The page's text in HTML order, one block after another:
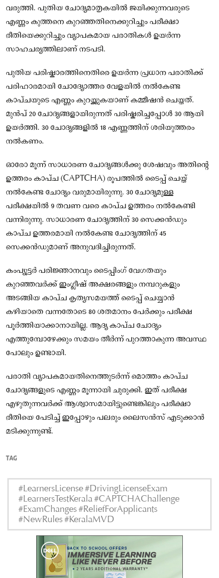
വരുത്തി. പുതിയ ചോദ്യമാതൃകയിൽ ജയിക്കുന്നവരുടെ
എണ്ണം കുത്തനെ കുറഞ്ഞതിനെക്കുറിച്ചും പരീക്ഷാ
രീതിയെക്കുറിച്ചും വ്യാപകമായ പരാതികൾ ഉയർന്ന
സാഹചര്യത്തിലാണ് നടപടി.
പുതിയ പരിഷ്കാരത്തിനെതിരെ ഉയർന്ന പ്രധാന പരാതിക്ക്
പരിഹാരമായി ചോദ്യോത്തര വേളയിൽ നൽകേണ്ട
കാപ്ചയുടെ എണ്ണം കുറയ്ക്കുകയാണ് കമ്മീഷൻ ചെയ്തത്.
മുൻപ് 20 ചോദ്യങ്ങളായിരുന്നത് പരിഷ്കരിച്ചപ്പോൾ 30 ആയി
ഉയർത്തി. 30 ചോദ്യങ്ങളിൽ 18 എണ്ണത്തിന് ശരിയുത്തരം
നൽകണം.
ഓരോ മൂന്ന് സാധാരണ ചോദ്യങ്ങൾക്കു ശേഷവും അതിന്റെ
ഉത്തരം കാപ്ച (CAPTCHA) രൂപത്തിൽ ടൈപ്പ് ചെയ്ത്
നൽകേണ്ട ചോദ്യം വരുമായിരുന്നു. 30 ചോദ്യമുള്ള
പരീക്ഷയിൽ 9 തവണ വരെ കാപ്ച ഉത്തരം നൽകേണ്ടി
വന്നിരുന്നു. സാധാരണ ചോദ്യത്തിന് 30 സെക്കൻഡും
കാപ്ച ഉത്തരമായി നൽകേണ്ട ചോദ്യത്തിന് 45
സെക്കൻഡുമാണ് അനുവദിച്ചിരുന്നത്.
കംപ്യൂട്ടർ പരിജ്ഞാനവും ടൈപ്പിംഗ് വേഗതയും
കുറഞ്ഞവർക്ക് ഇംഗ്ലീഷ് അക്ഷരങ്ങളും നമ്പറുകളും
അടങ്ങിയ കാപ്ച കൃത്യസമയത്ത് ടൈപ്പ് ചെയ്യാൻ
കഴിയാതെ വന്നതോടെ 80 ശതമാനം പേർക്കും പരീക്ഷ
പൂർത്തിയാക്കാനായില്ല. ആദ്യ കാപ്ച ചോദ്യം
എത്തുമ്പോഴേക്കും സമയം തീർന്ന് പുറത്താകുന്ന അവസ്ഥ
പോലും ഉണ്ടായി.
പരാതി വ്യാപകമായതിനെത്തുടർന്ന് മൊത്തം കാപ്ച
ചോദ്യങ്ങളുടെ എണ്ണം മൂന്നായി ചുരുക്കി. ഇത് പരീക്ഷ
എഴുതുന്നവർക്ക് ആശ്വാസമായിട്ടുണ്ടെങ്കിലും പരീക്ഷാ
രീതിയെ പേടിച്ച് ഇപ്പോഴും പലരും ലൈസൻസ് എടുക്കാൻ
മടിക്കുന്നുണ്ട്.
TAG
#LearnersLicense #DrivingLicenseExam
#LearnersTestKerala #CAPTCHAChallenge
#ExamChanges #ReliefForApplicants
#NewRules #KeralaMVD